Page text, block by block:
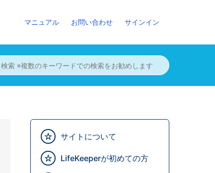
マニュアル お問い合わせ サインイン
サイトについて
LifeKeeperが初めての方